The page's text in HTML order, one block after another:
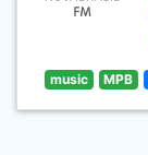
music MPB